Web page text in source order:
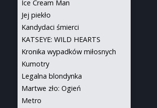
Ice Cream Man
Jej piekło
Kandydaci śmierci
KATSEYE: WILD HEARTS
Kronika wypadków miłosnych
Kumotry
Legalna blondynka
Martwe zło: Ogień
Metro